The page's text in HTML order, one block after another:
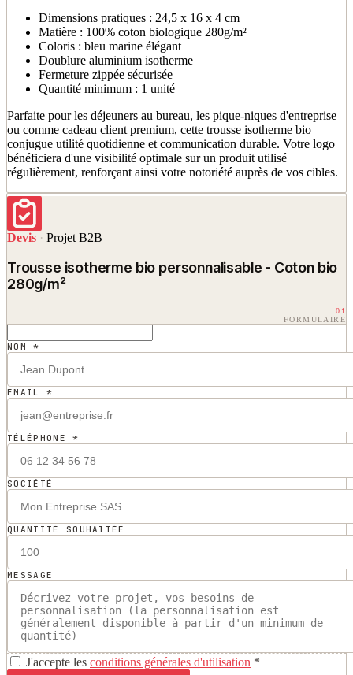
Dimensions pratiques : 24,5 x 16 x 4 cm
Matière : 100% coton biologique 280g/m²
Coloris : bleu marine élégant
Doublure aluminium isotherme
Fermeture zippée sécurisée
Quantité minimum : 1 unité
Parfaite pour les déjeuners au bureau, les pique-niques d'entreprise
ou comme cadeau client premium, cette trousse isotherme bio
conjugue utilité quotidienne et communication durable. Votre logo
bénéficiera d'une visibilité optimale sur un produit utilisé
régulièrement, renforçant ainsi votre notoriété auprès de vos cibles.
Devis · Projet B2B
Trousse isotherme bio personnalisable - Coton bio
280g/m²
01
FORMULAIRE
NOM *
EMAIL *
TÉLÉPHONE *
SOCIÉTÉ
QUANTITÉ SOUHAITÉE
MESSAGE
J'accepte les conditions générales d'utilisation *